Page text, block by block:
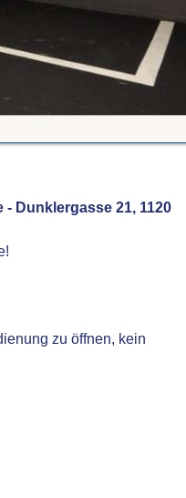
Dunklergasse 21, 1120
zu öffnen, kein